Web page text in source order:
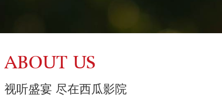
ABOUT US
视听盛宴 尽在西瓜影院